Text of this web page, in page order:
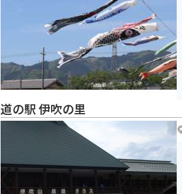
道の駅 伊吹の里